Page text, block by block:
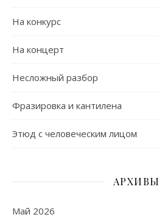
На конкурс
На концерт
Несложный разбор
Фразировка и кантилена
Этюд с человеческим лицом
АРХИВЫ
Май 2026